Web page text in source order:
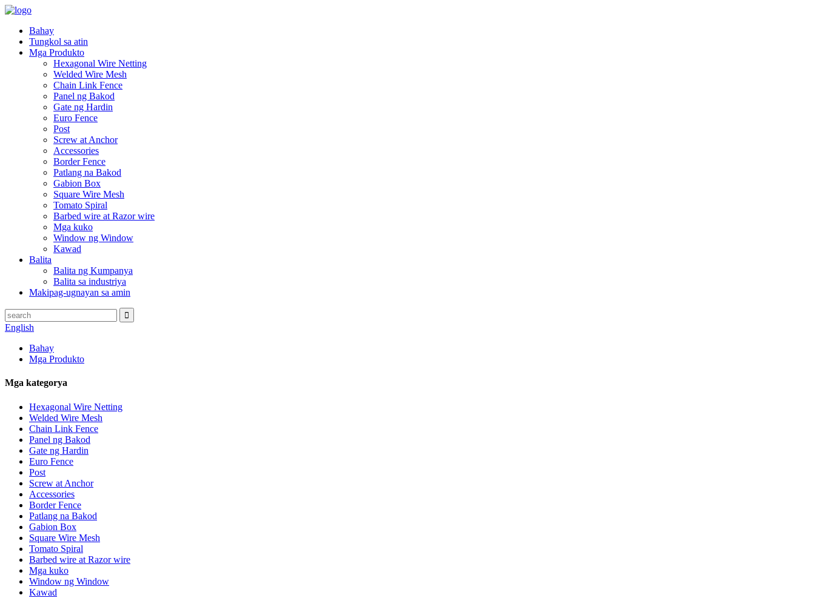
Bahay
Tungkol sa atin
Mga Produkto
Hexagonal Wire Netting
Welded Wire Mesh
Chain Link Fence
Panel ng Bakod
Gate ng Hardin
Euro Fence
Post
Screw at Anchor
Accessories
Border Fence
Patlang na Bakod
Gabion Box
Square Wire Mesh
Tomato Spiral
Barbed wire at Razor wire
Mga kuko
Window ng Window
Kawad
Balita
Balita ng Kumpanya
Balita sa industriya
Makipag-ugnayan sa amin
English
Bahay
Mga Produkto
Mga kategorya
Hexagonal Wire Netting
Welded Wire Mesh
Chain Link Fence
Panel ng Bakod
Gate ng Hardin
Euro Fence
Post
Screw at Anchor
Accessories
Border Fence
Patlang na Bakod
Gabion Box
Square Wire Mesh
Tomato Spiral
Barbed wire at Razor wire
Mga kuko
Window ng Window
Kawad